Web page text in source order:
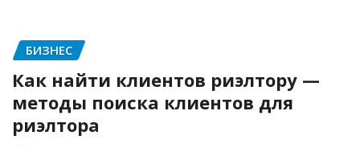
БИЗНЕС
Как найти клиентов риэлтору —
методы поиска клиентов для
риэлтора